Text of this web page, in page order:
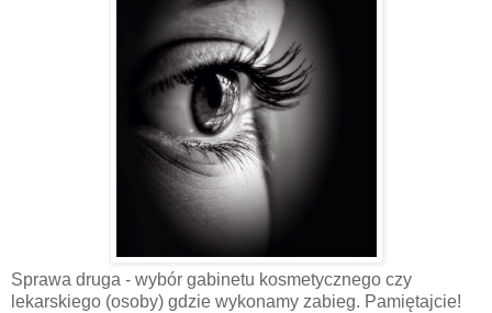
Sprawa druga - wybór gabinetu kosmetycznego czy
lekarskiego (osoby) gdzie wykonamy zabieg. Pamiętajcie!